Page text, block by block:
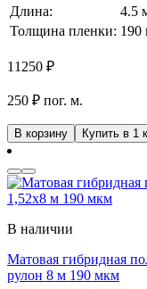
Длина:
4.5
Толщина пленки: 190
11250 ₽
250 ₽ пог. м.
В корзину Купить в 1
В наличии
Матовая гибридная
рулон 8 м 190 мкм